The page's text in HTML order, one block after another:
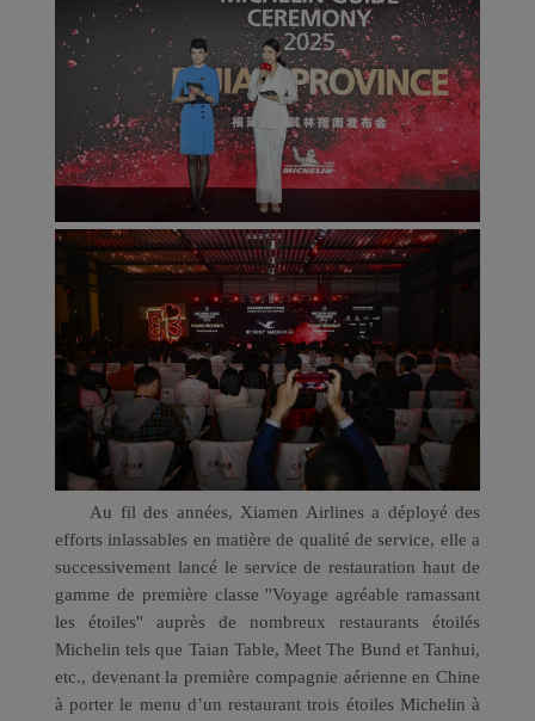
Au fil des années, Xiamen Airlines a déployé des
efforts inlassables en matière de qualité de service, elle a
successivement lancé le service de restauration haut de
gamme de première classe ''Voyage agréable ramassant
les étoiles'' auprès de nombreux restaurants étoilés
Michelin tels que Taian Table, Meet The Bund et Tanhui,
etc., devenant la première compagnie aérienne en Chine
à porter le menu d’un restaurant trois étoiles Michelin à
Xiamenair.com utilise
des cookies fonctionnels
et analytiques pour
permettre le bon
fonctionnement de ce
site et vous offrir la
meilleure expérience
possible. Si vous utilisez
ce site, des cookies
fonctionnels et
analytiques vont être
installés sur votre
navigateur.
Avec votre
consentement, nous
utilisons également des
cookies marketing pour
analyser nos